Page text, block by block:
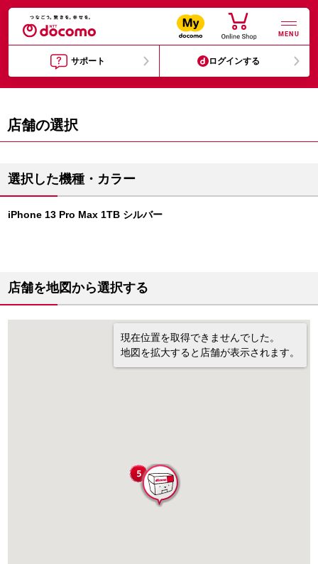
MENU
サポート ログインする
店舗の選択
選択した機種・カラー
iPhone 13 Pro Max 1TB シルバー
店舗を地図から選択する
現在位置を取得できませんでした。
地図を拡大すると店舗が表示されます。